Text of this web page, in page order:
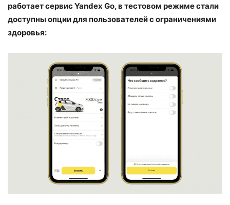
работает сервис Yandex Go, в тестовом режиме стали
доступны опции для пользователей с ограничениями
здоровья: